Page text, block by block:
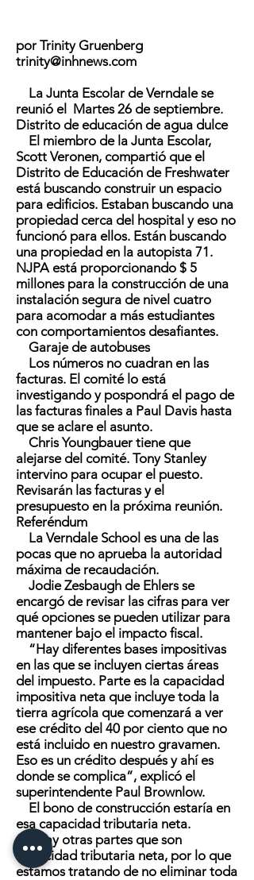
por Trinity Gruenberg
trinity@inhnews.com
La Junta Escolar de Verndale se
reunió el Martes 26 de septiembre.
Distrito de educación de agua dulce
El miembro de la Junta Escolar,
Scott Veronen, compartió que el
Distrito de Educación de Freshwater
está buscando construir un espacio
para edificios. Estaban buscando una
propiedad cerca del hospital y eso no
funcionó para ellos. Están buscando
una propiedad en la autopista 71.
NJPA está proporcionando $ 5
millones para la construcción de una
instalación segura de nivel cuatro
para acomodar a más estudiantes
con comportamientos desafiantes.
Garaje de autobuses
Los números no cuadran en las
facturas. El comité lo está
investigando y pospondrá el pago de
las facturas finales a Paul Davis hasta
que se aclare el asunto.
Chris Youngbauer tiene que
alejarse del comité. Tony Stanley
intervino para ocupar el puesto.
Revisarán las facturas y el
presupuesto en la próxima reunión.
Referéndum
La Verndale School es una de las
pocas que no aprueba la autoridad
máxima de recaudación.
Jodie Zesbaugh de Ehlers se
encargó de revisar las cifras para ver
qué opciones se pueden utilizar para
mantener bajo el impacto fiscal.
“Hay diferentes bases impositivas
en las que se incluyen ciertas áreas
del impuesto. Parte es la capacidad
impositiva neta que incluye toda la
tierra agrícola que comenzará a ver
ese crédito del 40 por ciento que no
está incluido en nuestro gravamen.
Eso es un crédito después y ahí es
donde se complica”, explicó el
superintendente Paul Brownlow.
El bono de construcción estaría en
esa capacidad tributaria neta.
“Hay otras partes que son
capacidad tributaria neta, por lo que
estamos tratando de no eliminar toda